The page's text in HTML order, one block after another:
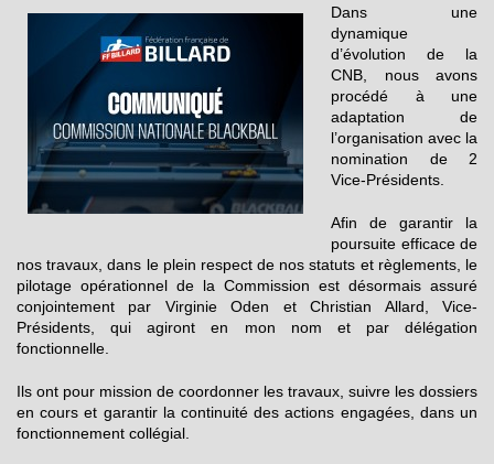
Dans une
dynamique
d’évolution de la
CNB, nous avons
procédé à une
adaptation de
l’organisation avec la
nomination de 2
Vice-Présidents.
Afin de garantir la
poursuite efficace de
nos travaux, dans le plein respect de nos statuts et règlements, le
pilotage opérationnel de la Commission est désormais assuré
conjointement par Virginie Oden et Christian Allard, Vice-
Présidents, qui agiront en mon nom et par délégation
fonctionnelle.
Ils ont pour mission de coordonner les travaux, suivre les dossiers
en cours et garantir la continuité des actions engagées, dans un
fonctionnement collégial.